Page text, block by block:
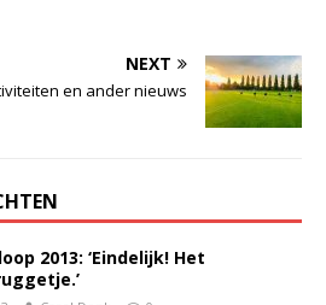
NEXT
en ander nieuws
2013: ‘Eindelijk! Het